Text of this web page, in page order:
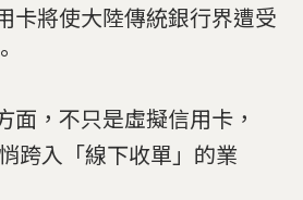
卡將使大陸傳統銀行界遭受
面，不只是虛擬信用卡，
跨入「線下收單」的業